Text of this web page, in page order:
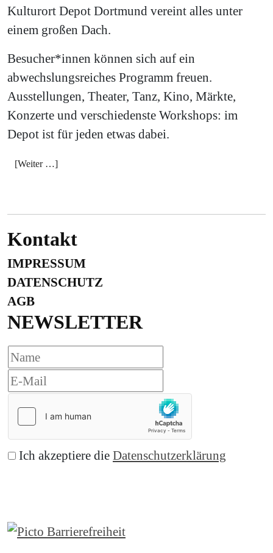
Kulturort Depot Dortmund vereint alles unter
einem großen Dach.
Besucher*innen können sich auf ein
abwechslungsreiches Programm freuen.
Ausstellungen, Theater, Tanz, Kino, Märkte,
Konzerte und verschiedenste Workshops: im
Depot ist für jeden etwas dabei.
[Weiter …]
Kontakt
IMPRESSUM
DATENSCHUTZ
AGB
NEWSLETTER
Ich akzeptiere die Datenschutzerklärung